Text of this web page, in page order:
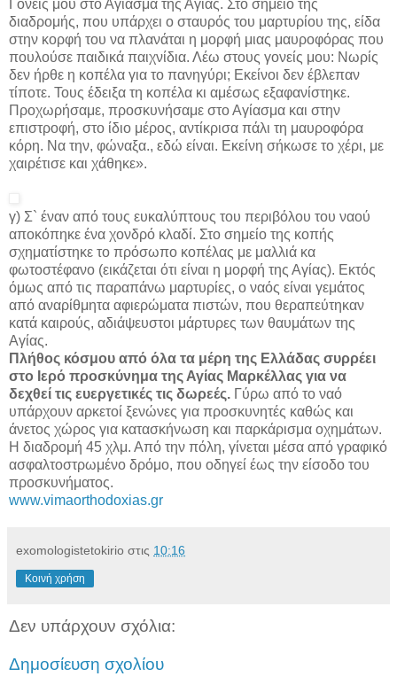
Γονείς μου στο Αγίασμα της Αγίας. Στο σημείο της
διαδρομής, που υπάρχει ο σταυρός του μαρτυρίου της, είδα
στην κορφή του να πλανάται η μορφή μιας μαυροφόρας που
πουλούσε παιδικά παιχνίδια. Λέω στους γονείς μου: Νωρίς
δεν ήρθε η κοπέλα για το πανηγύρι; Εκείνοι δεν έβλεπαν
τίποτε. Τους έδειξα τη κοπέλα κι αμέσως εξαφανίστηκε.
Προχωρήσαμε, προσκυνήσαμε στο Αγίασμα και στην
επιστροφή, στο ίδιο μέρος, αντίκρισα πάλι τη μαυροφόρα
κόρη. Να την, φώναξα., εδώ είναι. Εκείνη σήκωσε το χέρι, με
χαιρέτισε και χάθηκε».
γ) Σ` έναν από τους ευκαλύπτους του περιβόλου του ναού
αποκόπηκε ένα χονδρό κλαδί. Στο σημείο της κοπής
σχηματίστηκε το πρόσωπο κοπέλας με μαλλιά κα
φωτοστέφανο (εικάζεται ότι είναι η μορφή της Αγίας). Εκτός
όμως από τις παραπάνω μαρτυρίες, ο ναός είναι γεμάτος
από αναρίθμητα αφιερώματα πιστών, που θεραπεύτηκαν
κατά καιρούς, αδιάψευστοι μάρτυρες των θαυμάτων της
Αγίας.
Πλήθος κόσμου από όλα τα μέρη της Ελλάδας συρρέει
στο Ιερό προσκύνημα της Αγίας Μαρκέλλας για να
δεχθεί τις ευεργετικές τις δωρεές. Γύρω από το ναό
υπάρχουν αρκετοί ξενώνες για προσκυνητές καθώς και
άνετος χώρος για κατασκήνωση και παρκάρισμα οχημάτων.
Η διαδρομή 45 χλμ. Από την πόλη, γίνεται μέσα από γραφικό
ασφαλτοστρωμένο δρόμο, που οδηγεί έως την είσοδο του
προσκυνήματος.
www.vimaorthodoxias.gr
exomologistetokirio στις 10:16
Κοινή χρήση
Δεν υπάρχουν σχόλια:
Δημοσίευση σχολίου